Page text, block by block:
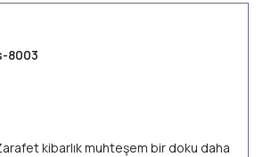
8003
kibarlık muhteşem bir doku daha